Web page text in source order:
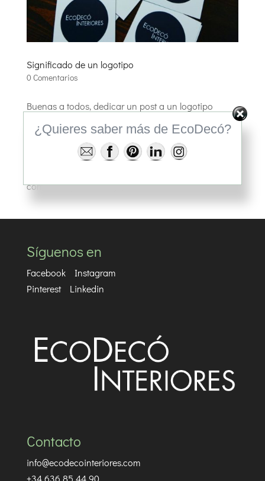
Significado de un logotipo
0 Comentarios
Buenas a todos, dedicar un post a un logotipo
puede que resulte poco original, sin embargo,
¿Comprenden las personas el significado, la
conexión con aquello a lo que representan? Es por
como vivo yo mi trabajo, mi...
Síguenos en
Facebook
Instagram
Pinterest
Linkedin
Contacto
info@ecodecointeriores.com
¿Quieres saber más de EcoDecó?